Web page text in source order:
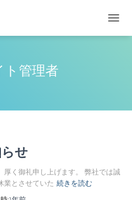
ビ
ト管理者
せ
厚く御礼申し上げます。 弊社では誠
業とさせていた 続きを読む